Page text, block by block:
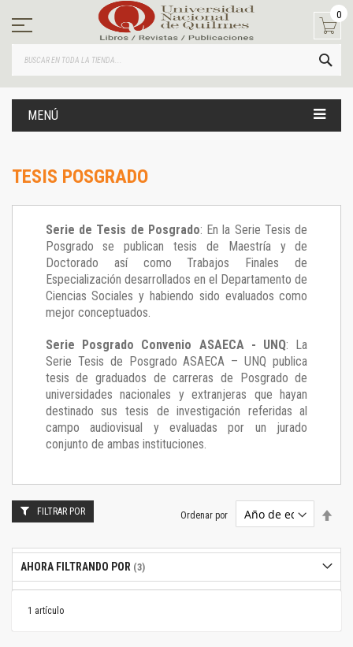
contenido
0
MENÚ
TESIS POSGRADO
Serie de Tesis de Posgrado: En la Serie Tesis de
Posgrado se publican tesis de Maestría y de
Doctorado así como Trabajos Finales de
Especialización desarrollados en el Departamento de
Ciencias Sociales y habiendo sido evaluados como
mejor conceptuados.
Serie Posgrado Convenio ASAECA - UNQ: La
Serie Tesis de Posgrado ASAECA – UNQ publica
tesis de graduados de carreras de Posgrado de
universidades nacionales y extranjeras que hayan
destinado sus tesis de investigación referidas al
campo audiovisual y evaluadas por un jurado
conjunto de ambas instituciones.
1 artículo
Ordenar por
FILTRAR POR
AHORA FILTRANDO POR